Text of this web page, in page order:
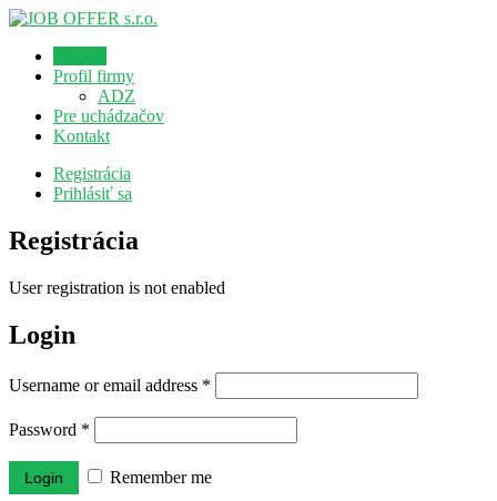
Profil firmy
ADZ
Pre uchádzačov
Kontakt
Registrácia
Prihlásiť sa
Registrácia
User registration is not enabled
Login
Username or email address *
Password *
Remember me